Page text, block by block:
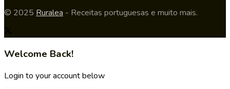
© 2025 Ruralea - Receitas portuguesas e muito mais.
Welcome Back!
Login to your account below